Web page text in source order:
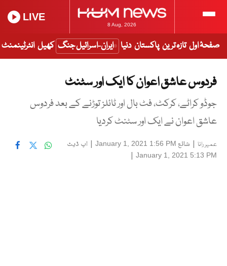
8 Aug, 2026
LIVE
صفحۂ اول تازہ ترین پاکستان دنیا ایران-اسرائیل جنگ کھیل انٹرٹینمنٹ
فردوس عاشق اعوان کا ایک اور سٹنٹ
جوڈو کراٹے، کرکٹ، فٹ بال اور ٹائلز توڑنے کے بعد فردوس
عاشق اعوان نے ایک اور سٹنٹ کردیا
عمیر رانا | شائع January 1, 2021 1:56 PM
| اپ ڈیٹ
January 1, 2021 5:13 PM
|